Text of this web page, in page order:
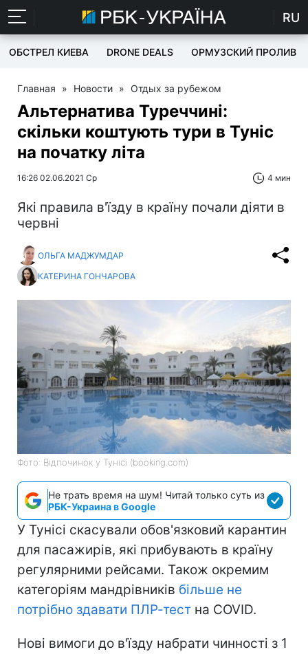
RU
ОБСТРЕЛ КИЕВА DRONE DEALS ОРМУЗСКИЙ ПРОЛИВ
Главная » Новости » Отдых за рубежом
Альтернатива Туреччині:
скільки коштують тури в Туніс
на початку літа
16:26 02.06.2021 Ср 4 мин
Які правила в'їзду в країну почали діяти в
червні
ОЛЬГА МАДЖУМДАР
КАТЕРИНА ГОНЧАРОВА
Фото: Відпочинок у Тунісі (booking.com)
Не трать время на шум! Читай только суть из
РБК-Украина в Google
У Тунісі скасували обов'язковий карантин
для пасажирів, які прибувають в країну
регулярними рейсами. Також окремим
категоріям мандрівників більше не
потрібно здавати ПЛР-тест на COVID.
Нові вимоги до в'їзду набрати чинності з 1